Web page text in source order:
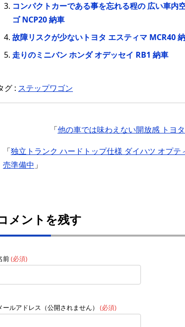
コンパクトカーである事を忘れる程の 広い車内
ゴ NCP20 納車
故障リスクが少ないトヨタ エスティマ MCR40
走りのミニバン ホンダ オデッセイ RB1 納車
グ : ステップワゴン
「他の車では味わえない開放感 トヨ
「独立トランク ハードトップ仕様 ダイハツ オプテ
売準備中 」
メントを残す
前(必須)
ールアドレス（公開されません） (必須)